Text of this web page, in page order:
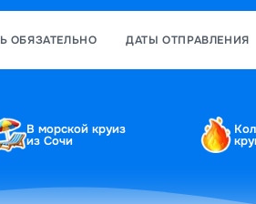
ОБЯЗАТЕЛЬНО ДАТЫ ОТПРАВЛЕНИЯ
В морской круиз
из Сочи